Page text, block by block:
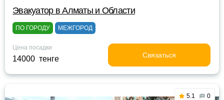
Эвакуатор в Алматы и Области
ПО ГОРОДУ МЕЖГОРОД
Цена посадки
14000 тенге Связаться
5.1 0